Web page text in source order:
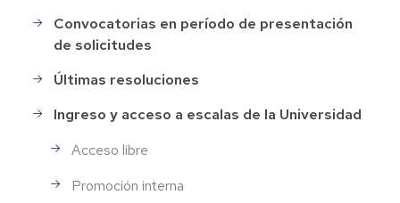
Selección
de
Personal
Convocatorias en período de presentación
de solicitudes
Últimas resoluciones
Ingreso y acceso a escalas de la Universidad
Acceso libre
Promoción interna